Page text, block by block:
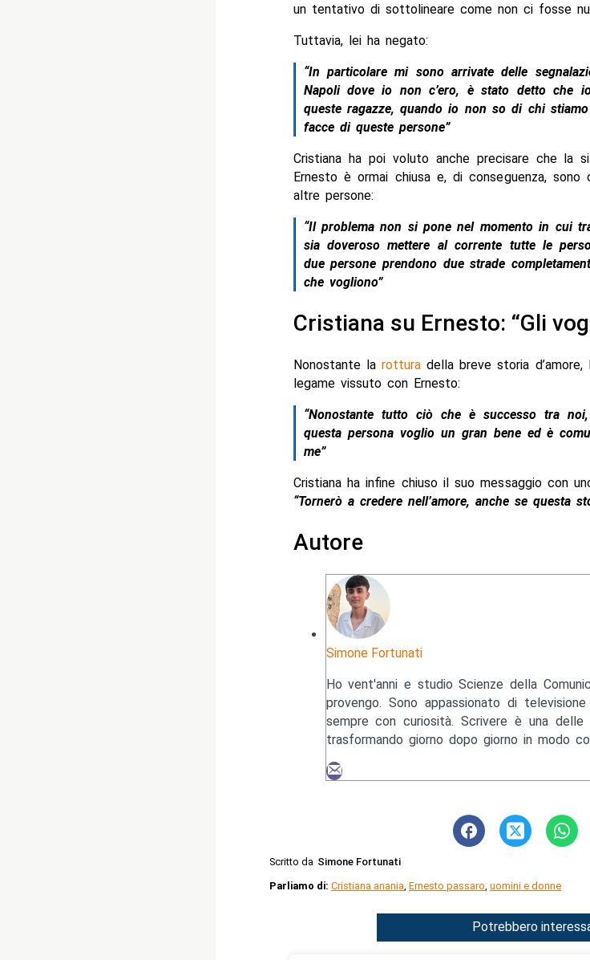
un tentativo di sottolineare come non ci fosse
Tuttavia, lei ha negato:
“In particolare mi sono arrivate delle
Napoli dove io non c’ero, è stato detto che
queste ragazze, quando io non so di chi
facce di queste persone”
Cristiana ha poi voluto anche precisare che la
Ernesto è ormai chiusa e, di conseguenza,
altre persone:
“Il problema non si pone nel momento in cui
sia doveroso mettere al corrente tutte le
due persone prendono due strade
che vogliono”
Cristiana su Ernesto: “Gli
Nonostante la rotturadella breve storia d’amore,
legame vissuto con Ernesto:
“Nonostante tutto ciò che è successo tra
questa persona voglio un gran bene ed è
me”
Cristiana ha infine chiuso il suo messaggio con
“Tornerò a credere nell’amore, anche se questa
Autore
Simone Fortunati
Ho vent'anni e studio Scienze della
provengo. Sono appassionato di
sempre con curiosità. Scrivere è una
trasformando giorno dopo giorno in modo
Scritto da Simone Fortunati
Parliamo di: Cristiana anania Ernesto passaro uomini e donne
Potrebbero